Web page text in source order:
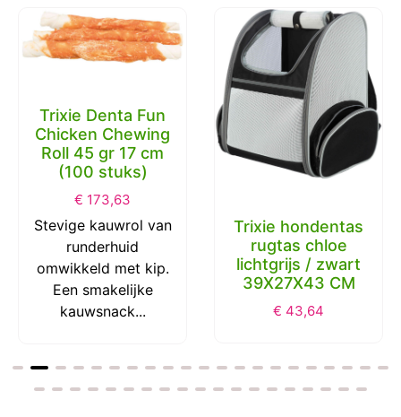
Trixie Denta Fun
Chicken Chewing
Roll 45 gr 17 cm
(100 stuks)
€ 173,63
Stevige kauwrol van
runderhuid
omwikkeld met kip.
Een smakelijke
kauwsnack...
Trixie hondentas
rugtas chloe
lichtgrijs / zwart
39X27X43 CM
€ 43,64